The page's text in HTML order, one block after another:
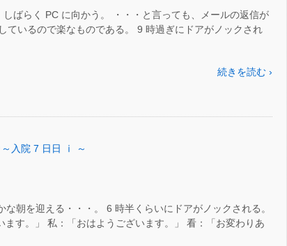
ばらく PC に向かう。 ・・・と言っても、メールの返信が
ているので楽なものである。 9 時過ぎにドアがノックされ
続きを読む ›
入院 7 日日 ⅰ ～
朝を迎える・・・。 6 時半くらいにドアがノックされる。
ます。」 私：「おはようございます。」 看：「お変わりあ